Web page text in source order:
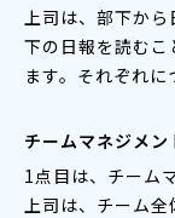
上司は、部下か
下の日報を読むこ
ます。それぞれに
チームマネジメン
1点目は、チーム
上司は、チーム